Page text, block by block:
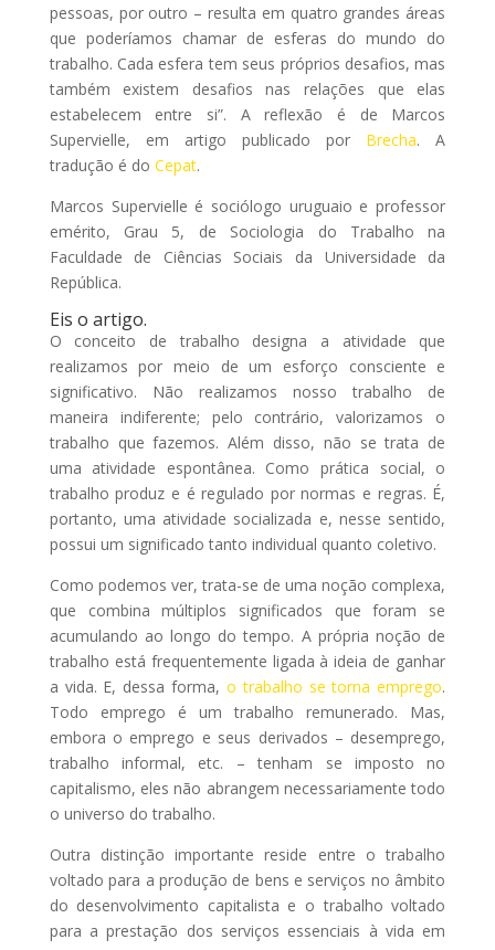
pessoas, por outro – resulta em quatro grandes áreas
que poderíamos chamar de esferas do mundo do
trabalho. Cada esfera tem seus próprios desafios, mas
também existem desafios nas relações que elas
estabelecem entre si”. A reflexão é de Marcos
Supervielle, em artigo publicado por Brecha. A
tradução é do Cepat.
Marcos Supervielle é sociólogo uruguaio e professor
emérito, Grau 5, de Sociologia do Trabalho na
Faculdade de Ciências Sociais da Universidade da
República.
Eis o artigo.
O conceito de trabalho designa a atividade que
realizamos por meio de um esforço consciente e
significativo. Não realizamos nosso trabalho de
maneira indiferente; pelo contrário, valorizamos o
trabalho que fazemos. Além disso, não se trata de
uma atividade espontânea. Como prática social, o
trabalho produz e é regulado por normas e regras. É,
portanto, uma atividade socializada e, nesse sentido,
possui um significado tanto individual quanto coletivo.
Como podemos ver, trata-se de uma noção complexa,
que combina múltiplos significados que foram se
acumulando ao longo do tempo. A própria noção de
trabalho está frequentemente ligada à ideia de ganhar
a vida. E, dessa forma, o trabalho se torna emprego.
Todo emprego é um trabalho remunerado. Mas,
embora o emprego e seus derivados – desemprego,
trabalho informal, etc. – tenham se imposto no
capitalismo, eles não abrangem necessariamente todo
o universo do trabalho.
Outra distinção importante reside entre o trabalho
voltado para a produção de bens e serviços no âmbito
do desenvolvimento capitalista e o trabalho voltado
para a prestação dos serviços essenciais à vida em